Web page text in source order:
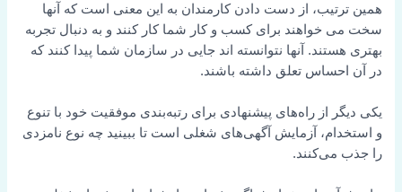
همین ترتیب، از دست دادن کارمندان به این معنی است که آنها
سخت می خواهند برای کسب و کار شما کار کنند و به دنبال تجربه
بهتری هستند. آنها نتوانسته اند جایی در سازمان شما پیدا کنند که
در آن احساس تعلق داشته باشند.
یکی دیگر از راه‌های پیشنهادی برای رتبه‌بندی موفقیت خود با تنوع
و استخدام، آزمایش آگهی‌های شغلی است تا ببینید چه نوع نامزدی
را جذب می‌کنند.